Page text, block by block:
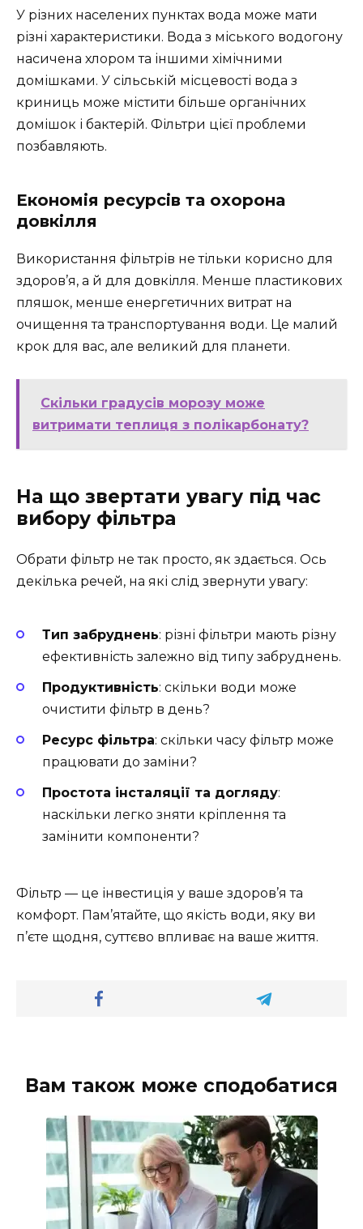
У різних населених пунктах вода може мати
різні характеристики. Вода з міського водогону
насичена хлором та іншими хімічними
домішками. У сільській місцевості вода з
криниць може містити більше органічних
домішок і бактерій. Фільтри цієї проблеми
позбавляють.
Економія ресурсів та охорона
довкілля
Використання фільтрів не тільки корисно для
здоров’я, а й для довкілля. Менше пластикових
пляшок, менше енергетичних витрат на
очищення та транспортування води. Це малий
крок для вас, але великий для планети.
Скільки градусів морозу може
витримати теплиця з полікарбонату?
На що звертати увагу під час
вибору фільтра
Обрати фільтр не так просто, як здається. Ось
декілька речей, на які слід звернути увагу:
Тип забруднень: різні фільтри мають різну
ефективність залежно від типу забруднень.
Продуктивність: скільки води може
очистити фільтр в день?
Ресурс фільтра: скільки часу фільтр може
працювати до заміни?
Простота інсталяції та догляду:
наскільки легко зняти кріплення та
замінити компоненти?
Фільтр — це інвестиція у ваше здоров’я та
комфорт. Пам’ятайте, що якість води, яку ви
п’єте щодня, суттєво впливає на ваше життя.
Вам також може сподобатися